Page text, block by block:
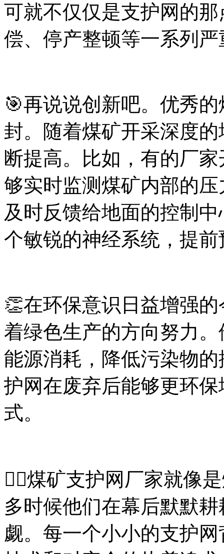
可就不仅仅是支护网的
偿、停产整顿等一系列
🎯再说说创新吧。优秀
封。随着煤矿开采深度
断提高。比如，有的厂
够实时监测煤矿内部的
及时反馈给地面的控制
个敏锐的神经系统，提
👏在环保意识日益增强
着绿色生产的方向努力
能源消耗，降低污染物
护网在废弃后能够更环
式。
👨‍⚖️煤矿支护网厂家就像
多时候他们在幕后默默
觑。每一个小小的支护